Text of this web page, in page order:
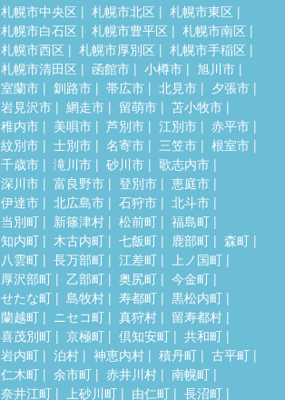
札幌市中央区 札幌市北区
札幌市東区
札幌市白石区
札幌市豊平区
札幌市南区
札幌市西区
札幌市厚別区
札幌市手稲区
札幌市清田区
函館市 小樽市
旭川市
室蘭市
釧路市 帯広市 北見市
夕張市
岩見沢市
網走市 留萌市
苫小牧市
稚内市
美唄市 芦別市 江別市
赤平市
紋別市
士別市 名寄市 三笠市
根室市
千歳市
滝川市 砂川市
歌志内市
深川市
富良野市 登別市
恵庭市
伊達市
北広島市 石狩市
北斗市
当別町
新篠津村 松前町
福島町
知内町
木古内町 七飯町 鹿部町
森町
八雲町
長万部町 江差町
上ノ国町
厚沢部町
乙部町 奥尻町
今金町
せたな町
島牧村 寿都町
黒松内町
蘭越町
ニセコ町 真狩村
留寿都村
喜茂別町
京極町 倶知安町
共和町
岩内町
泊村 神恵内村 積丹町
古平町
仁木町
余市町 赤井川村
南幌町
奈井江町
上砂川町 由仁町
長沼町